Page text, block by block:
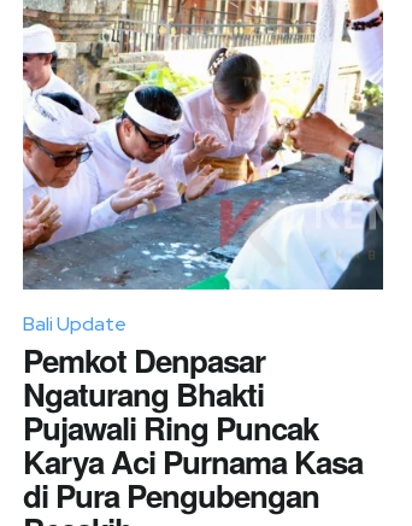
Bali Update
Pemkot Denpasar
Ngaturang Bhakti
Pujawali Ring Puncak
Karya Aci Purnama Kasa
di Pura Pengubengan